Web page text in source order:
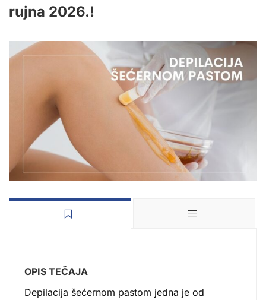
rujna 2026.!
OPIS TEČAJA
Depilacija šećernom pastom jedna je od